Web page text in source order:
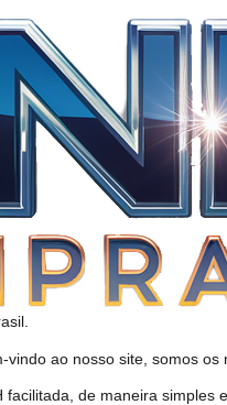
ao nosso site, somos
facilitada, de maneira simples